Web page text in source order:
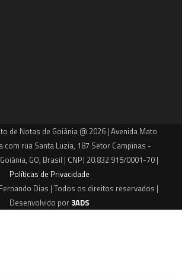
de Notas de Goiânia @ 2026 | Avenida Mato
com rua Santa Luzia, 187 Setor Campinas -
GO, Brasil | CNPJ 20.832.915/0001-70 |
Políticas de Privacidade
Dias | Todos os direitos reservados |
Desenvolvido por 3ADS